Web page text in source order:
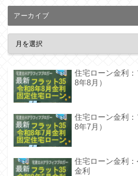
アーカイブ
住宅ローン金利
8年8月）
住宅ローン金利
8年7月）
住宅ローン金利
金利